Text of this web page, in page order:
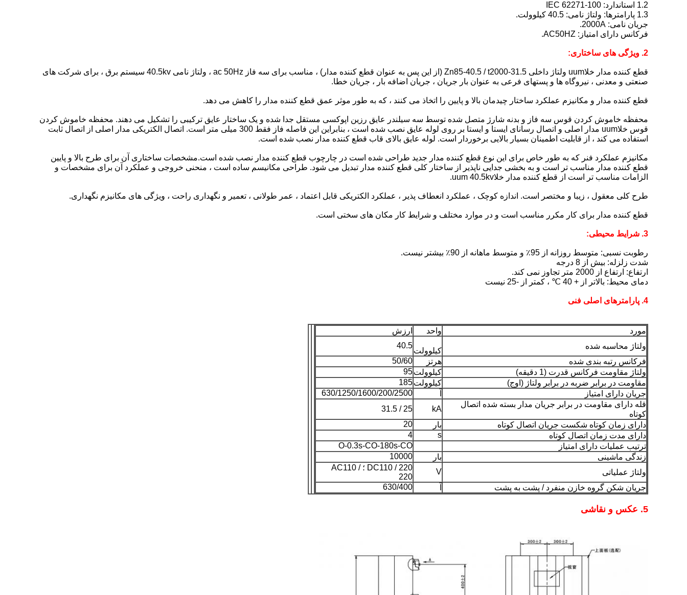
1.2 استاندارد: IEC 62271-100
1.3 پارامترها: ولتاژ نامی: 40.5 کیلوولت.
جریان نامی: 2000A.
فرکانس دارای امتیاز: AC50HZ.
2. ویژگی های ساختاری:
قطع کننده مدار خلاuum ولتاژ داخلی Zn85-40.5 / t2000-31.5 (از این پس به عنوان قطع کننده مدار) ، مناسب برای سه فاز ac 50Hz ، ولتاژ نامی 40.5kv سیستم برق ، برای شرکت های
صنعتی و معدنی ، نیروگاه ها و پستهای فرعی به عنوان بار جریان ، جریان اضافه بار ، جریان خطا.
قطع کننده مدار و مکانیزم عملکرد ساختار چیدمان بالا و پایین را اتخاذ می کنند ، که به طور موثر عمق قطع کننده مدار را کاهش می دهد.
محفظه خاموش کردن قوس سه فاز و بدنه شارژ متصل شده توسط سه سیلندر عایق رزین اپوکسی مستقل جدا شده و یک ساختار عایق ترکیبی را تشکیل می دهند. محفظه خاموش کردن
قوس خلاuum مدار اصلی و اتصال رسانای ایستا و ایستا بر روی لوله عایق نصب شده است ، بنابراین این فاصله فاز فقط 300 میلی متر است. اتصال الکتریکی مدار اصلی از اتصال ثابت
استفاده می کند ، از قابلیت اطمینان بسیار بالایی برخوردار است. لوله عایق بالای قاب قطع کننده مدار نصب شده است.
مکانیزم عملکرد فنر که به طور خاص برای این نوع قطع کننده مدار جدید طراحی شده است در چارچوب قطع کننده مدار نصب شده است.مشخصات ساختاری آن برای طرح بالا و پایین
قطع کننده مدار مناسب تر است و به بخشی جدایی ناپذیر از ساختار کلی قطع کننده مدار تبدیل می شود. طراحی مکانیسم ساده است ، منحنی خروجی و عملکرد آن برای مشخصات و
الزامات مناسب تر است از قطع کننده مدار خلاuum 40.5kv.
طرح کلی معقول ، زیبا و مختصر است. اندازه کوچک ، عملکرد انعطاف پذیر ، عملکرد الکتریکی قابل اعتماد ، عمر طولانی ، تعمیر و نگهداری راحت ، ویژگی های مکانیزم نگهداری.
قطع کننده مدار برای کار مکرر مناسب است و در موارد مختلف و شرایط کار مکان های سختی است.
3. شرایط محیطی:
رطوبت نسبی: متوسط ​​روزانه از 95٪ و متوسط ​​ماهانه از 90٪ بیشتر نیست.
شدت زلزله: بیش از 8 درجه
ارتفاع: ارتفاع از 2000 متر تجاوز نمی کند.
دمای محیط: بالاتر از + 40 ℃ ، کمتر از -25 نیست
4. پارامترهای اصلی فنی
مورد واحد
ارزش
ولتاژ محاسبه شده
کیلوولت
40.5
فرکانس رتبه بندی شده
هرتز
50/60
ولتاژ مقاومت فرکانس قدرت (1 دقیقه)
کیلوولت95
مقاومت در برابر ضربه در برابر ولتاژ (اوج)
کیلوولت185
جریان دارای امتیاز
630/1250/1600/200/2500
قله دارای مقاومت در برابر جریان مدار بسته شده اتصال
کوتاه
kA
25 / 31.5
دارای زمان کوتاه شکست جریان اتصال کوتاه
بار
20
دارای مدت زمان اتصال کوتاه
s
4
ترتیب عملیات دارای امتیاز
O-0.3s-CO-180s-CO
زندگی ماشینی
بار
10000
ولتاژ عملیاتی
V
DC110 / 220 ؛ AC110 /
220
جریان شکن گروه خازن منفرد / پشت به پشت
630/400
5. عکس و نقاشی